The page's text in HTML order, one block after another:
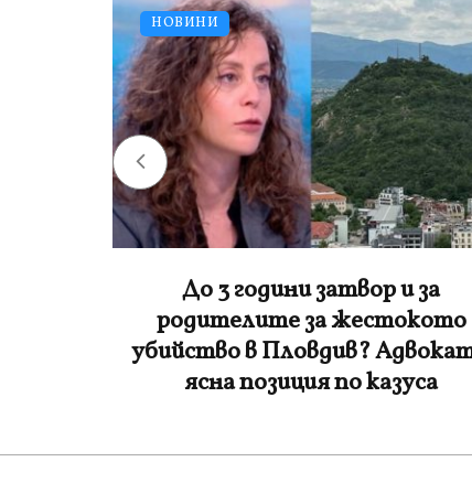
НОВИНИ
Лена потроши хилядарки, за да
заведе дъщеря си в „Дисниленд“